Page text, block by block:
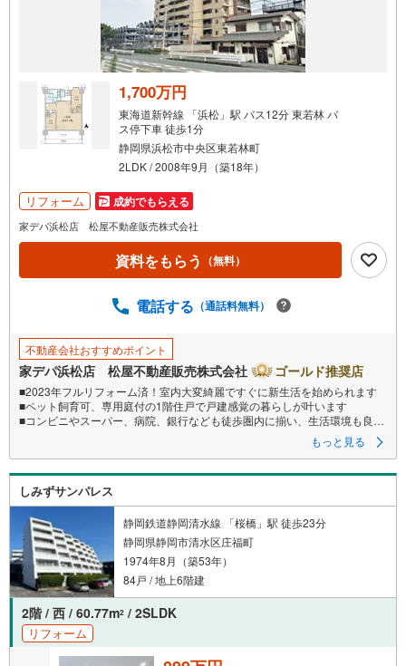
1,700万円
東海道新幹線 「浜松」駅 バス12分 東若林 バ
ス停下車 徒歩1分
静岡県浜松市中央区東若林町
2LDK / 2008年9月（築18年）
リフォーム 成約でもらえる
家デパ浜松店 松屋不動産販売株式会社
資料をもらう （無料）
電話する （通話料無料）
不動産会社おすすめポイント
家デパ浜松店 松屋不動産販売株式会社 ゴールド推奨店
■2023年フルリフォーム済！室内大変綺麗ですぐに新生活を始められます
■ペット飼育可、専用庭付の1階住戸で戸建感覚の暮らしが叶います
■コンビニやスーパー、病院、銀行なども徒歩圏内に揃い、生活環境も良好
●松屋不動産販売株式会社 家デパのつよみ●
・浜松市中央区に特化し浜名区まで幅広い物件を取り扱っています！
浜松市の物件ならおまかせください。
新築戸建、中古戸建、中古マンション、土地をお客様のご希望に合わせて
ご提案いたします！
・中古物件のリフォーム実績多数！
中古物件をご購入の際、約70％という多くの方々がリフォームを行ってい
ます。
新築購入より低コストで、新築同様の快適なお住まいを実現できます。
もっと見る
しみずサンパレス
静岡鉄道静岡清水線 「桜橋」駅 徒歩23分
静岡県静岡市清水区庄福町
1974年8月（築53年）
84戸 / 地上6階建
2階 / 西 / 60.77m2 / 2SLDK
リフォーム